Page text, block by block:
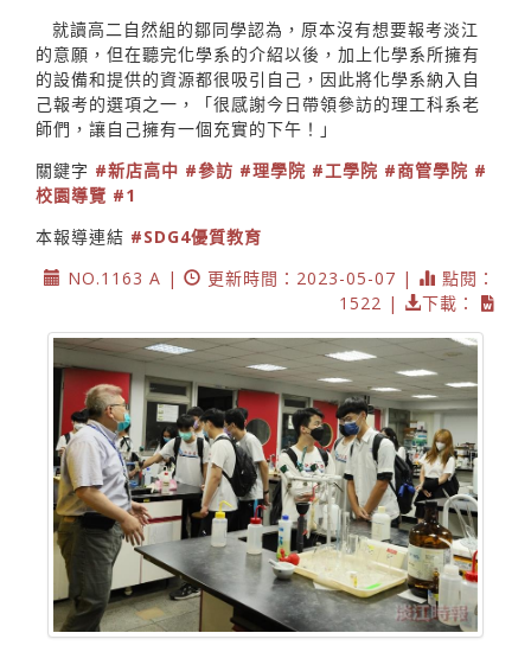
就讀高二自然組的鄒同學認為，原本沒有想要報考淡江
的意願，但在聽完化學系的介紹以後，加上化學系所擁有
的設備和提供的資源都很吸引自己，因此將化學系納入自
己報考的選項之一，「很感謝今日帶領參訪的理工科系老
師們，讓自己擁有一個充實的下午！」
關鍵字 #新店高中 #參訪 #理學院 #工學院 #商管學院 #
校園導覽 #1
本報導連結 #SDG4優質教育
NO.1163 A |
更新時間：2023-05-07 |
點閱：
1522 |
下載：